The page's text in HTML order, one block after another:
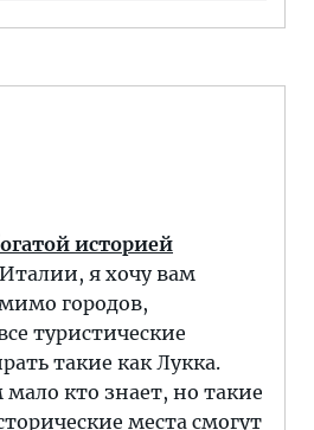
историей
я хочу вам
городов,
туристические
такие как Лукка.
кто знает, но такие
места смогут